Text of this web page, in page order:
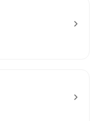
chevron_right
chevron_right